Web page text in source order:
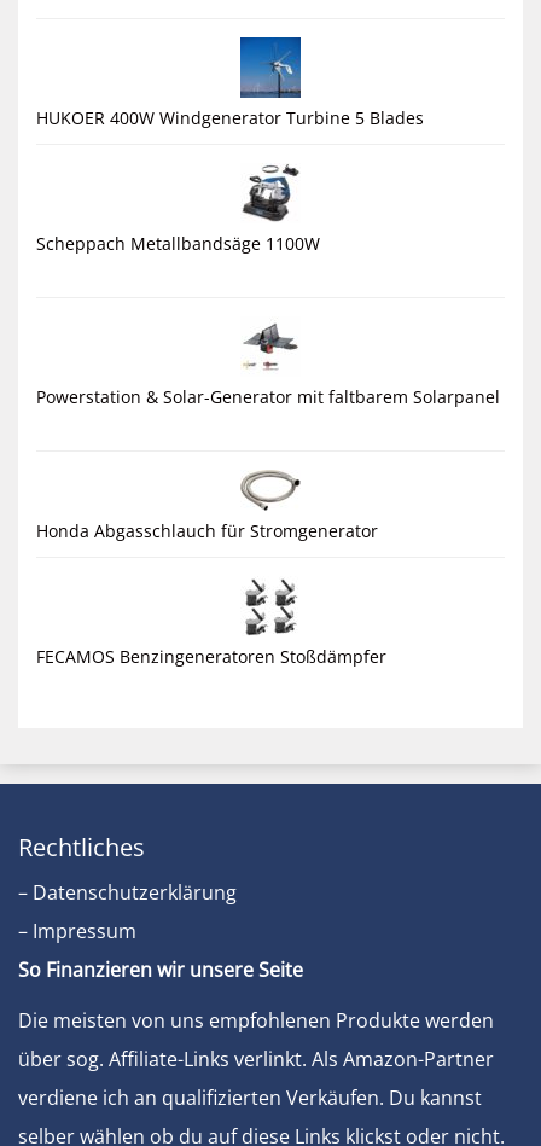
HUKOER 400W Windgenerator Turbine 5 Blades
Scheppach Metallbandsäge 1100W
Powerstation & Solar-Generator mit faltbarem Solarpanel
Honda Abgasschlauch für Stromgenerator
FECAMOS Benzingeneratoren Stoßdämpfer
Rechtliches
– Datenschutzerklärung
– Impressum
So Finanzieren wir unsere Seite
Die meisten von uns empfohlenen Produkte werden
über sog. Affiliate-Links verlinkt. Als Amazon-Partner
verdiene ich an qualifizierten Verkäufen. Du kannst
selber wählen ob du auf diese Links klickst oder nicht.